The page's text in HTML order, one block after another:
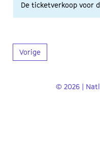
De ticketverkoop voor
Vorige
© 2026 |